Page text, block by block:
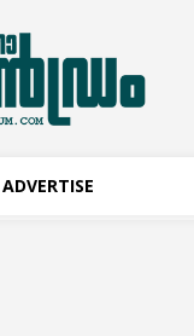
ADVERTISE